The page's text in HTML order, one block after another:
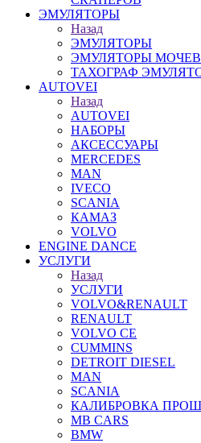
ЭМУЛЯТОРЫ
Назад
ЭМУЛЯТОРЫ
ЭМУЛЯТОРЫ
ТАХОГРАФ
AUTOVEI
Назад
AUTOVEI
НАБОРЫ
АКСЕССУАРЫ
MERCEDES
MAN
IVECO
SCANIA
КАМАЗ
VOLVO
ENGINE DANCE
УСЛУГИ
Назад
УСЛУГИ
VOLVO&RENAULT
RENAULT
VOLVO CE
CUMMINS
DETROIT DIESEL
MAN
SCANIA
КАЛИБРОВКА
MB CARS
BMW